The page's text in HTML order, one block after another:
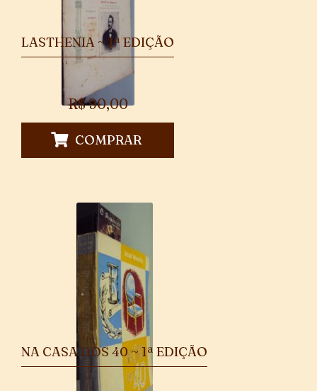
LASTHENIA ~ 1ª EDIÇÃO
R$90,00
COMPRAR
NA CASA DOS 40 ~ 1ª EDIÇÃO